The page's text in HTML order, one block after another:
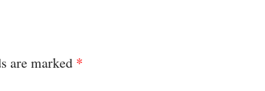
are marked *